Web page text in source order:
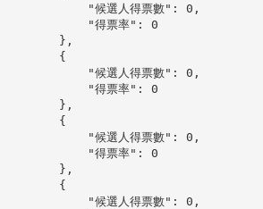
            "候選人得票數": 0,
            "得票率": 0
        },
        {
            "候選人得票數": 0,
            "得票率": 0
        },
        {
            "候選人得票數": 0,
            "得票率": 0
        },
        {
            "候選人得票數": 0,